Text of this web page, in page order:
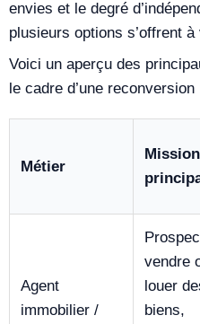
envies et le degré
plusieurs options s’offrent à
Voici un aperçu des
le cadre d’une reconversion
Métier
Agent
immobilier /
vendre
louer
biens,